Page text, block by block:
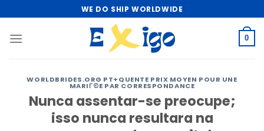
to
content
WE DO SHIP WORLDWIDE
0
WORLDBRIDES.ORG PT+QUENTE PRIX MOYEN POUR UNE
MARIГ©E PAR CORRESPONDANCE
Nunca assentar-se preocupe;
isso nunca resultara na